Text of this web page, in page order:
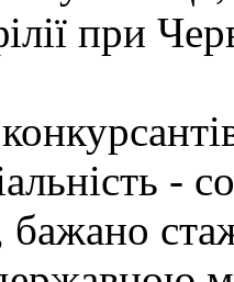
при
-
бажано